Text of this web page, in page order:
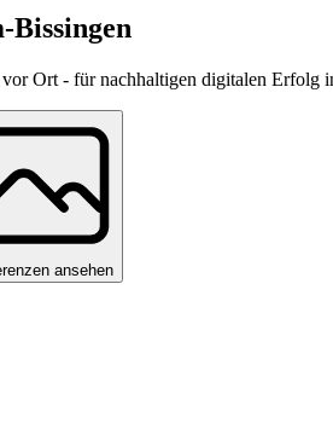
Bissingen
Ort - für nachhaltigen digitalen Erfolg
ansehen